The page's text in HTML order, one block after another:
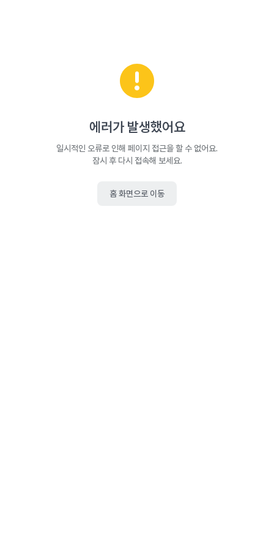
에러가 발생했어요
일시적인 오류로 인해 페이지 접근을 할 수 없어요.
잠시 후 다시 접속해 보세요.
홈 화면으로 이동